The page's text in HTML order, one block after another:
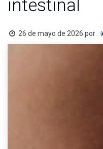
intestinal
26 de mayo de 2026 por